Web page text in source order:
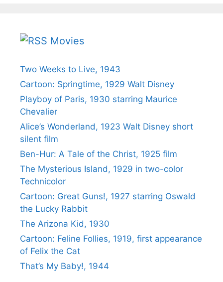
Movies
Two Weeks to Live, 1943
Cartoon: Springtime, 1929 Walt Disney
Playboy of Paris, 1930 starring Maurice
Chevalier
Alice’s Wonderland, 1923 Walt Disney short
silent film
Ben-Hur: A Tale of the Christ, 1925 film
The Mysterious Island, 1929 in two-color
Technicolor
Cartoon: Great Guns!, 1927 starring Oswald
the Lucky Rabbit
The Arizona Kid, 1930
Cartoon: Feline Follies, 1919, first appearance
of Felix the Cat
That’s My Baby!, 1944